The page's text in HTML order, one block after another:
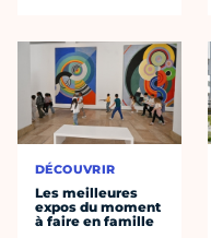
DÉCOUVRIR
Les meilleures
expos du moment
à faire en famille